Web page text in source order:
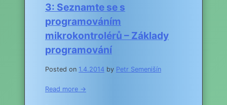
3: Seznamte se s
programováním
mikrokontrolérů – Základy
programování
Posted on 1.4.2014 by Petr Semenišín
Read more →